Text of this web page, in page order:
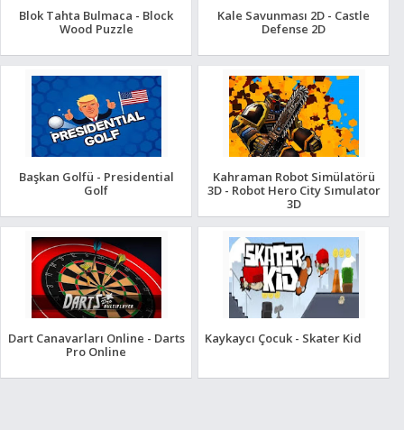
Blok Tahta Bulmaca - Block
Wood Puzzle
Kale Savunması 2D - Castle
Defense 2D
Başkan Golfü - Presidential
Golf
Kahraman Robot Simülatörü
3D - Robot Hero City Sımulator
3D
Dart Canavarları Online - Darts
Pro Online
Kaykaycı Çocuk - Skater Kid